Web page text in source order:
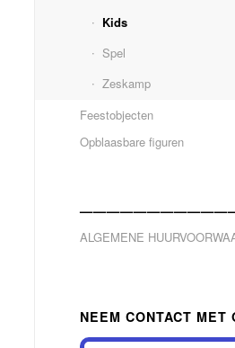
Kids
Spel
Zeskamp
Feestobjecten
Opblaasbare figuren
ALGEMENE
NEEM CONTACT MET